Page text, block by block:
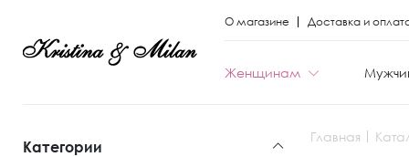
О магазине Доставка и
Женщинам
Категории
Главная